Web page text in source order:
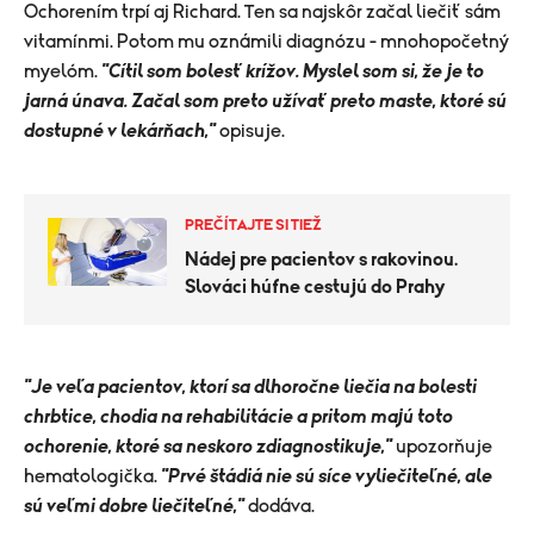
Ochorením trpí aj Richard. Ten sa najskôr začal liečiť sám
vitamínmi. Potom mu oznámili diagnózu - mnohopočetný
myelóm. "Cítil som bolesť krížov. Myslel som si, že je to
jarná únava. Začal som preto užívať preto maste, ktoré sú
dostupné v lekárňach,"opisuje.
PREČÍTAJTE SI TIEŽ
Nádej pre pacientov s rakovinou.
Slováci húfne cestujú do Prahy
"Je veľa pacientov, ktorí sa dlhoročne liečia na bolesti
chrbtice, chodia na rehabilitácie a pritom majú toto
ochorenie, ktoré sa neskoro zdiagnostikuje,"upozorňuje
hematologička. "Prvé štádiá nie sú síce vyliečiteľné, ale
sú veľmi dobre liečiteľné,"dodáva.